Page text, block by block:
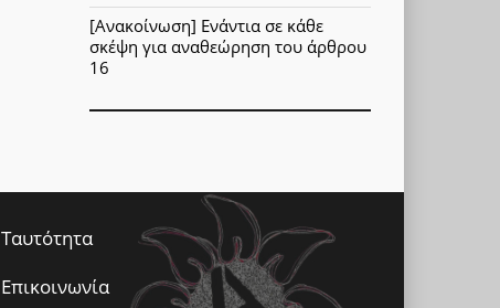
[Ανακοίνωση] Ενάντια σε κάθε
σκέψη για αναθεώρηση του άρθρου
16
Ταυτότητα
Επικοινωνία